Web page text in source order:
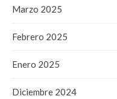
Marzo 2025
Febrero 2025
Enero 2025
Diciembre 2024